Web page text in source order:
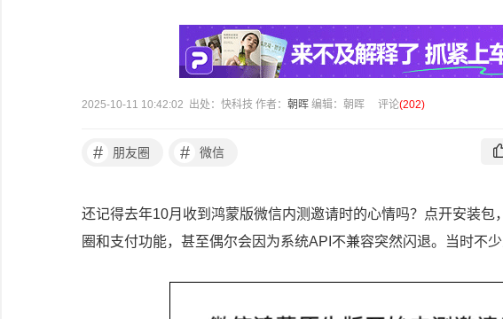
2025-10-11 10:42:02 出处：快科技 作者： 朝晖 编辑：朝晖 评论(202)
# 朋友圈 # 微信
还记得去年10月收到鸿蒙版微信内测邀请时的心情吗？点开安装包
圈和支付功能，甚至偶尔会因为系统API不兼容突然闪退。当时不